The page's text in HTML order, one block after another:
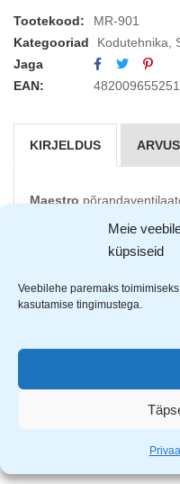
Meie
küpsiseid
Veebilehe paremaks
kasutamise tingimustega.
Tootekood:
MR-901
Kategooriad
Kodutehnika
Jaga
EAN:
KIRJELDUS
Maestro
Diameeter: 40cm
Propelleri värvus: must
3 erinevat kiirus astet
Võimalik muuta
TELLI VENTILAATOR
MAHUB SEE PAKK